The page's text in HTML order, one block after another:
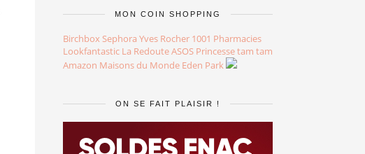
MON COIN SHOPPING
Birchbox Sephora Yves Rocher 1001 Pharmacies
Lookfantastic La RedouteASOS Princesse tam tam
Amazon Maisons du Monde Eden Park
ON SE FAIT PLAISIR !